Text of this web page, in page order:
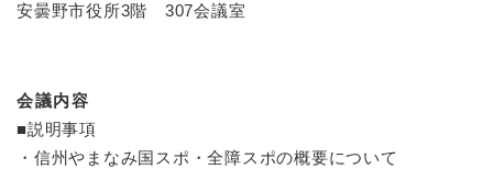
安曇野市役所3階 307会議室
会議内容
■説明事項
・信州やまなみ国スポ・全障スポの概要について